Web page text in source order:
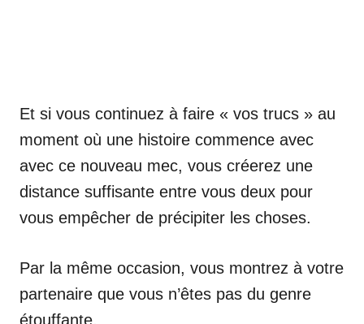
Et si vous continuez à faire « vos trucs » au
moment où une histoire commence avec
avec ce nouveau mec, vous créerez une
distance suffisante entre vous deux pour
vous empêcher de précipiter les choses.
Par la même occasion, vous montrez à votre
partenaire que vous n’êtes pas du genre
étouffante.